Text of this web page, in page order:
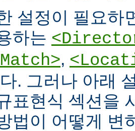
설정이 필요하
하는
,
. 그러나 아래
표현식 섹션을
법이 어떻게 변